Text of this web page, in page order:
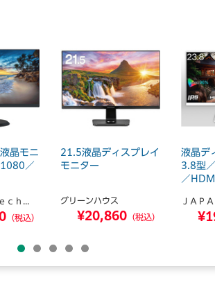
晶モニ
／
ｃｈ...
（税込）
21.5液晶ディスプレイ
モニター
グリーンハウス
¥20,860 （税込）
液晶デ
3.8型
／
ＪＡＰ